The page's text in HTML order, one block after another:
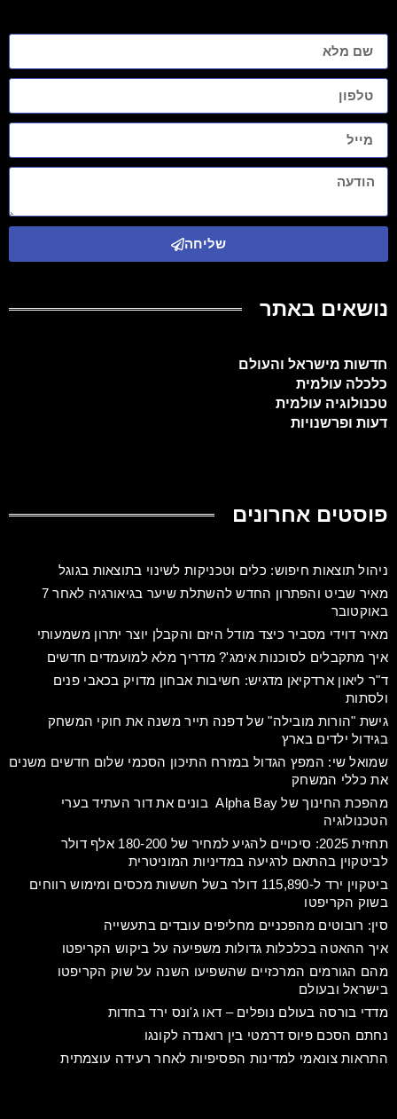
שליחה
נושאים באתר
חדשות מישראל והעולם
כלכלה עולמית
טכנולוגיה עולמית
דעות ופרשנויות
פוסטים אחרונים
ניהול תוצאות חיפוש: כלים וטכניקות לשינוי בתוצאות בגוגל
מאיר שביט והפתרון החדש להשתלת שיער בגיאורגיה לאחר 7
באוקטובר
מאיר דוידי מסביר כיצד מודל היזם והקבלן יוצר יתרון משמעותי
איך מתקבלים לסוכנות אימג'? מדריך מלא למועמדים חדשים
ד"ר ליאון ארדקיאן מדגיש: חשיבות אבחון מדויק בכאבי פנים
ולסתות
גישת "הורות מובילה" של דפנה תייר משנה את חוקי המשחק
בגידול ילדים בארץ
שמואל שי: המפץ הגדול במזרח התיכון הסכמי שלום חדשים משנים
את כללי המשחק
מהפכת החינוך של Alpha Bay בונים את דור העתיד בערי
הטכנולוגיה
תחזית 2025: סיכויים להגיע למחיר של 180-200 אלף דולר
לביטקוין בהתאם לרגיעה במדיניות המוניטרית
ביטקוין ירד ל-115,890 דולר בשל חששות מכסים ומימוש רווחים
בשוק הקריפטו
סין: רובוטים מהפכניים מחליפים עובדים בתעשייה
איך ההאטה בכלכלות גדולות משפיעה על ביקוש הקריפטו
מהם הגורמים המרכזיים שהשפיעו השנה על שוק הקריפטו
בישראל ובעולם
מדדי בורסה בעולם נופלים – דאו ג'ונס ירד בחדות
נחתם הסכם פיוס דרמטי בין רואנדה לקונגו
התראות צונאמי למדינות הפסיפיות לאחר רעידה עוצמתית